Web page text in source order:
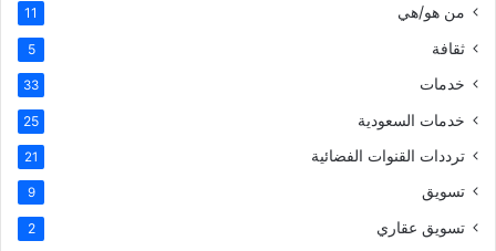
من هو/هي 11
ثقافة 5
خدمات 33
خدمات السعودية 25
ترددات القنوات الفضائية 21
تسويق 9
تسويق عقاري 2